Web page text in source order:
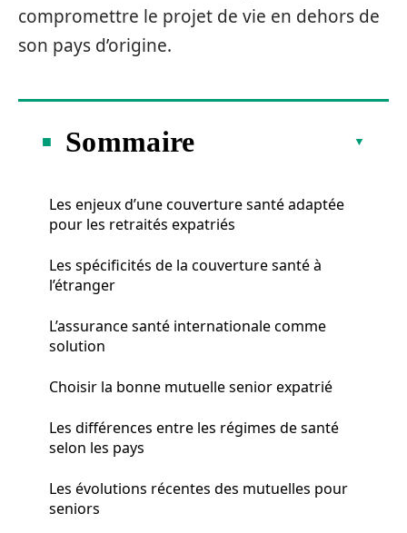
compromettre le projet de vie en dehors de
son pays d’origine.
Sommaire
Les enjeux d’une couverture santé adaptée
pour les retraités expatriés
Les spécificités de la couverture santé à
l’étranger
L’assurance santé internationale comme
solution
Choisir la bonne mutuelle senior expatrié
Les différences entre les régimes de santé
selon les pays
Les évolutions récentes des mutuelles pour
seniors